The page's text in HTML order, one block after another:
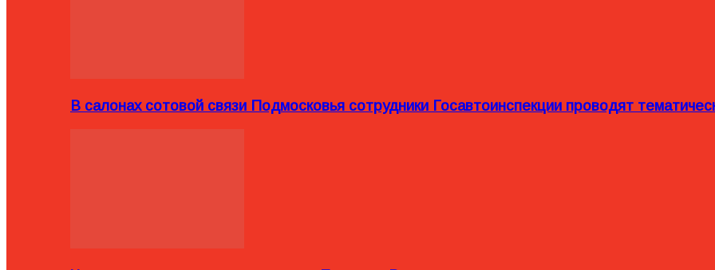
В салонах сотовой связи Подмосковья сотрудники Госавтоинспекции проводят